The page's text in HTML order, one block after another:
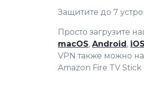
Защитите до 7
Просто загрузите
macOS, Android, iOS
VPN также можно
Amazon Fire TV Stick